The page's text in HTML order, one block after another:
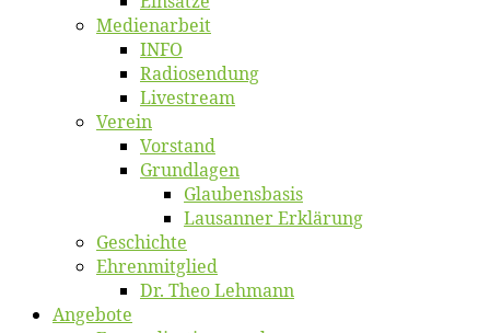
Me­di­en­ar­beit
INFO
Ra­dio­sen­dung
Live­stream
Ver­ein
Vor­stand
Grund­la­gen
Glaubens­ba­sis
Lausan­ner Erklärung
Ge­schich­te
Eh­ren­mit­glied
Dr. Theo Lehmann
An­ge­bo­te